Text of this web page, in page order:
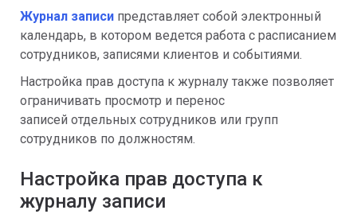
Журнал записи представляет собой электронный
календарь, в котором ведется работа с расписанием
сотрудников, записями клиентов и событиями.
Настройка прав доступа к журналу также позволяет
ограничивать просмотр и перенос
записей отдельных сотрудников или групп
сотрудников по должностям.
Настройка прав доступа к
журналу записи